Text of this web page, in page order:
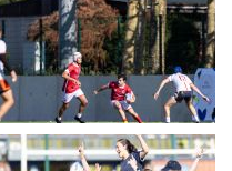
UERC